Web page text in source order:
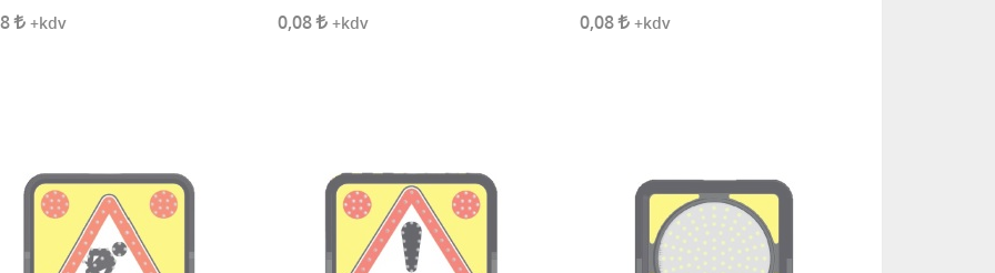
+kdv 0,08 +kdv 0,08 +kdv